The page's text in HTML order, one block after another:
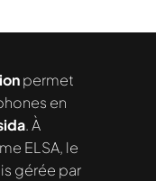
permet
en
. À
ELSA, le
gérée par